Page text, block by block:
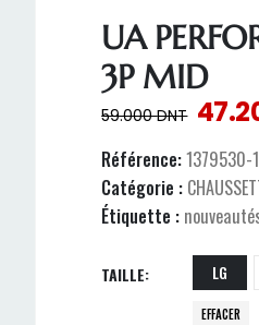
UA
3P MID
59.000DNT
Référence:1379530-
Catégorie :
Étiquette :
TAILLE LG
EFFACER